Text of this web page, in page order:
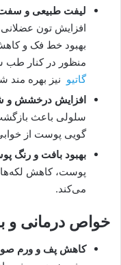
لیفت طبیعی و
افزایش تون
بهبود خط فک و
منظور در کنار طب
گاتیو نیز بهره مند
افزایش درخشش و
سلولی باعث
گویی پوست از
بهبود بافت و رنگ
پوست، کاهش
می‌کند.
خواص درمانی و
کاهش پف و ورم